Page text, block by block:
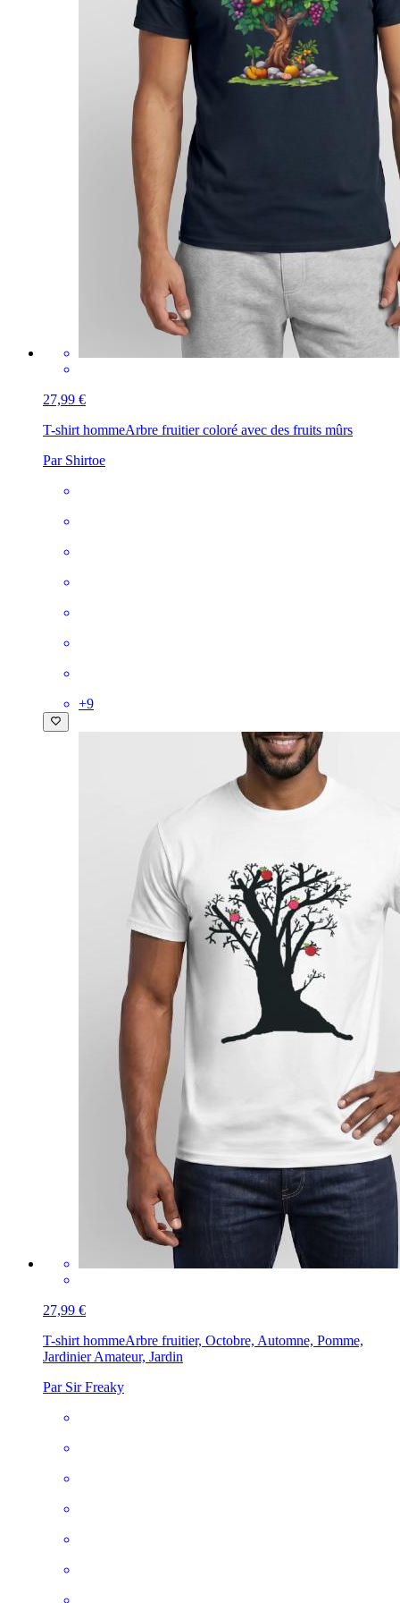
27,99 €
T-shirt hommeArbre fruitier coloré avec des fruits mûrs
Par Shirtoe
+9
27,99 €
T-shirt hommeArbre fruitier, Octobre, Automne, Pomme,
Jardinier Amateur, Jardin
Par Sir Freaky